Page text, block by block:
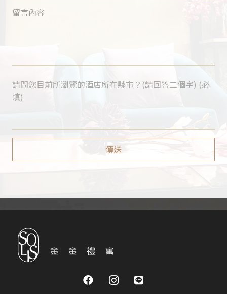
請問您目前所瀏覽的酒店所在縣市？(請回答二個字) (必
填)